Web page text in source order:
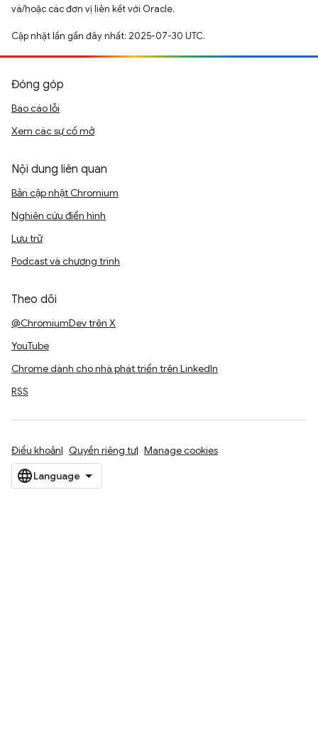
và/hoặc các đơn vị liên kết với Oracle.
Cập nhật lần gần đây nhất: 2025-07-30 UTC.
Đóng góp
Báo cáo lỗi
Xem các sự cố mở
Nội dung liên quan
Bản cập nhật Chromium
Nghiên cứu điển hình
Lưu trữ
Podcast và chương trình
Theo dõi
@ChromiumDev trên X
YouTube
Chrome dành cho nhà phát triển trên LinkedIn
RSS
Điều khoản Quyền riêng tư Manage cookies